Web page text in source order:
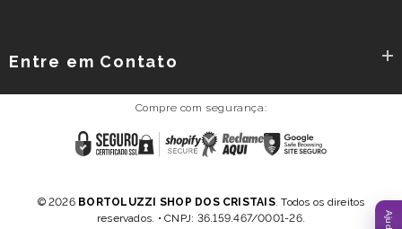
Entre em Contato
Compre com segurança:
Certificado
SSL
Shopify
Secure
Reclame
AQUI
Safe
SITE
© 2026 BORTOLUZZI SHOP DOS CRISTAIS. Todos os direitos
reservados. • CNPJ: 36.159.467/0001-26.